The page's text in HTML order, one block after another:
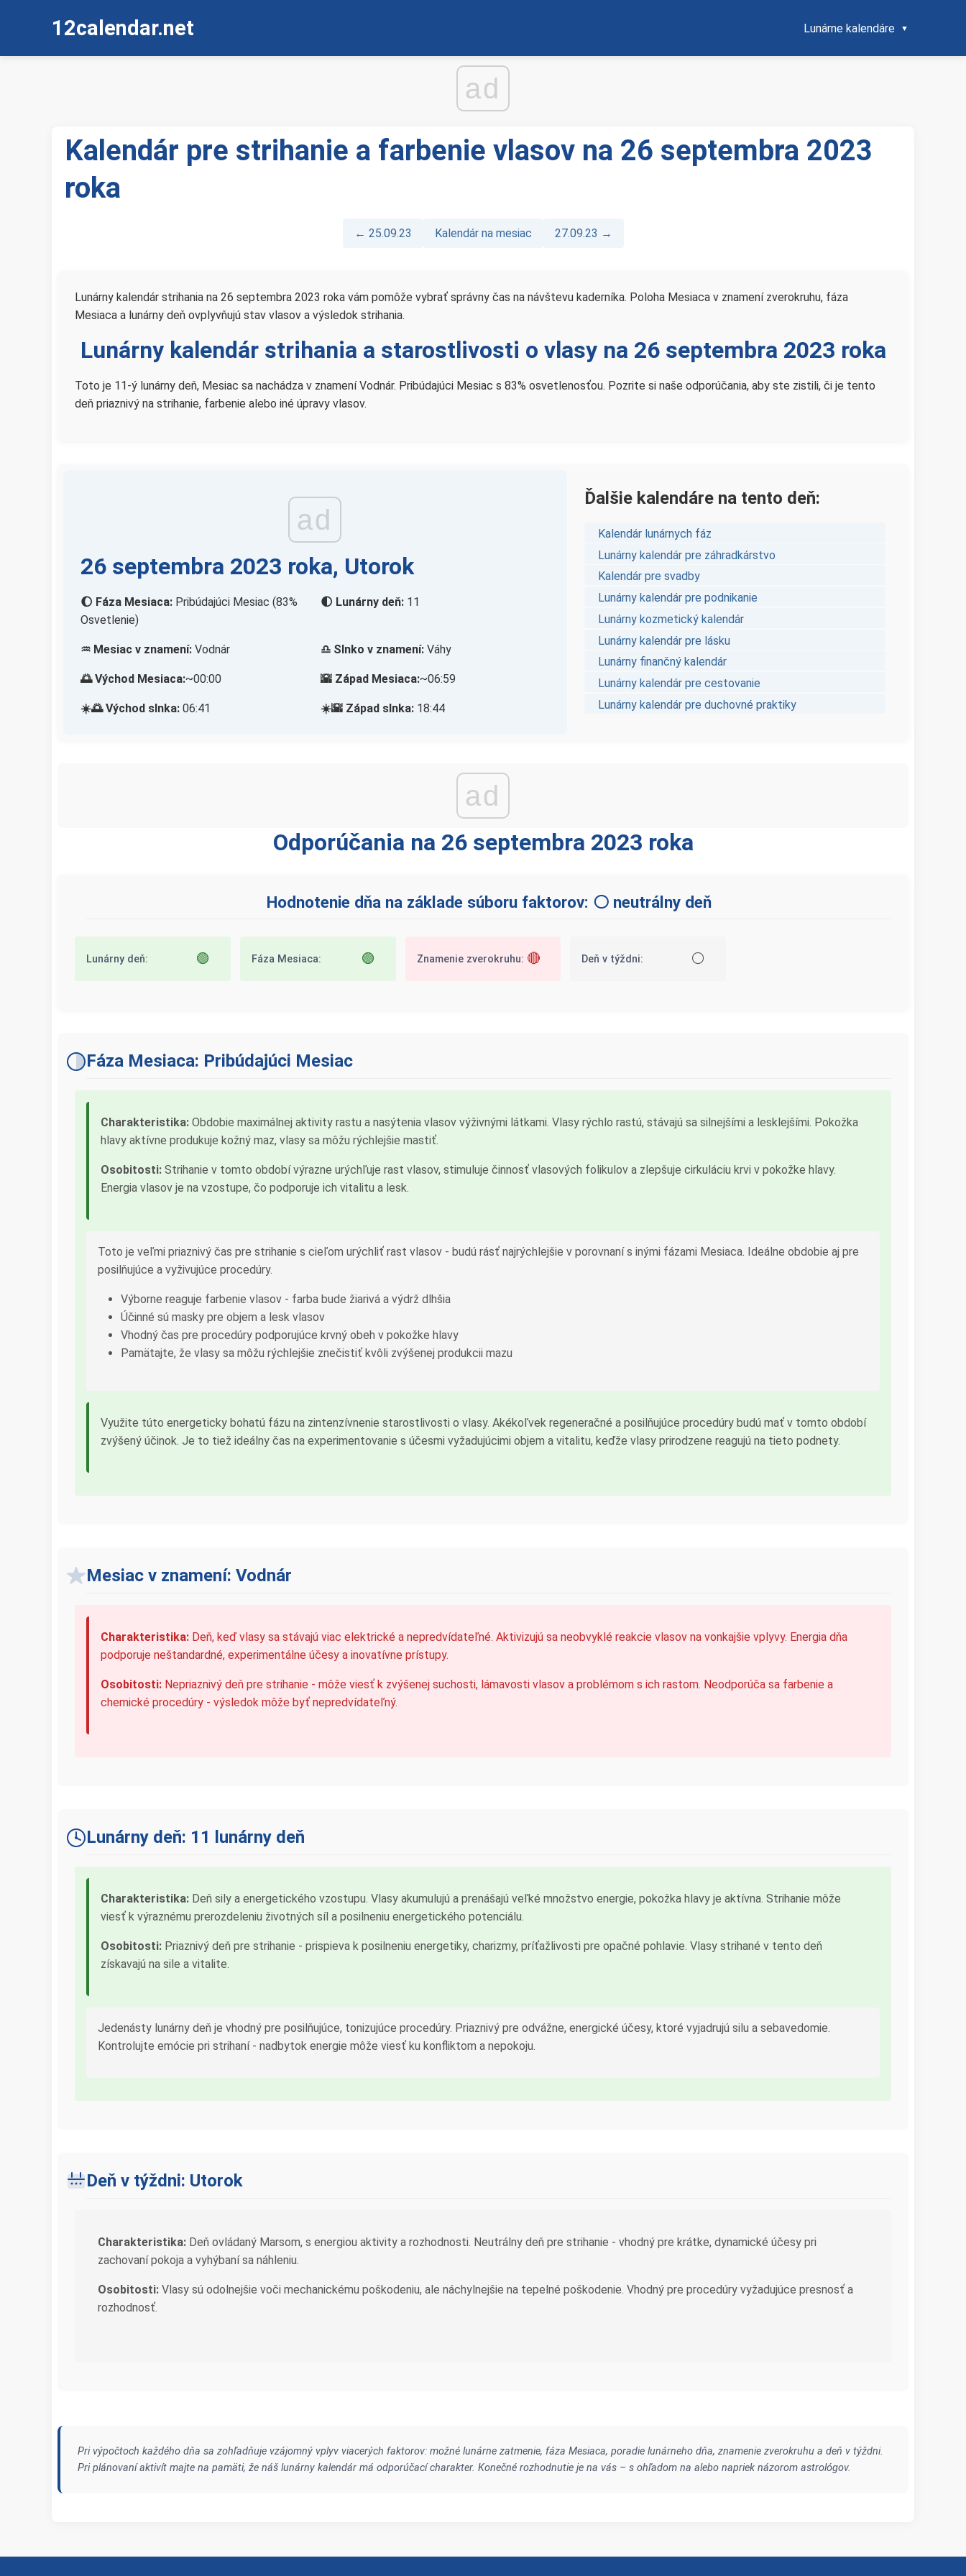
12calendar.net Lunárne kalendáre
ad
Kalendár pre strihanie a farbenie vlasov na 26 septembra 2023
roka
← 25.09.23 Kalendár na mesiac 27.09.23 →
Lunárny kalendár strihania na 26 septembra 2023 roka vám pomôže vybrať správny čas na návštevu kaderníka. Poloha Mesiaca v znamení zverokruhu, fáza
Mesiaca a lunárny deň ovplyvňujú stav vlasov a výsledok strihania.
Lunárny kalendár strihania a starostlivosti o vlasy na 26 septembra 2023 roka
Toto je 11-ý lunárny deň, Mesiac sa nachádza v znamení Vodnár. Pribúdajúci Mesiac s 83% osvetlenosťou. Pozrite si naše odporúčania, aby ste zistili, či je tento
deň priaznivý na strihanie, farbenie alebo iné úpravy vlasov.
ad
26 septembra 2023 roka, Utorok
🌔 Fáza Mesiaca: Pribúdajúci Mesiac (83%
Osvetlenie)
🌓 Lunárny deň: 11
♒ Mesiac v znamení: Vodnár ♎ Slnko v znamení: Váhy
🌅 Východ Mesiaca:~00:00 🌇 Západ Mesiaca:~06:59
☀️🌅 Východ slnka: 06:41 ☀️🌇 Západ slnka: 18:44
Ďalšie kalendáre na tento deň:
Kalendár lunárnych fáz
Lunárny kalendár pre záhradkárstvo
Kalendár pre svadby
Lunárny kalendár pre podnikanie
Lunárny kozmetický kalendár
Lunárny kalendár pre lásku
Lunárny finančný kalendár
Lunárny kalendár pre cestovanie
Lunárny kalendár pre duchovné praktiky
ad
Odporúčania na 26 septembra 2023 roka
Hodnotenie dňa na základe súboru faktorov: ⚪ neutrálny deň
Lunárny deň: 🟢 Fáza Mesiaca: 🟢 Znamenie zverokruhu: 🔴 Deň v týždni: ⚪
Fáza Mesiaca: Pribúdajúci Mesiac
Charakteristika: Obdobie maximálnej aktivity rastu a nasýtenia vlasov výživnými látkami. Vlasy rýchlo rastú, stávajú sa silnejšími a lesklejšími. Pokožka
hlavy aktívne produkuje kožný maz, vlasy sa môžu rýchlejšie mastiť.
Osobitosti: Strihanie v tomto období výrazne urýchľuje rast vlasov, stimuluje činnosť vlasových folikulov a zlepšuje cirkuláciu krvi v pokožke hlavy.
Energia vlasov je na vzostupe, čo podporuje ich vitalitu a lesk.
Toto je veľmi priaznivý čas pre strihanie s cieľom urýchliť rast vlasov - budú rásť najrýchlejšie v porovnaní s inými fázami Mesiaca. Ideálne obdobie aj pre
posilňujúce a vyživujúce procedúry.
Výborne reaguje farbenie vlasov - farba bude žiarivá a výdrž dlhšia
Účinné sú masky pre objem a lesk vlasov
Vhodný čas pre procedúry podporujúce krvný obeh v pokožke hlavy
Pamätajte, že vlasy sa môžu rýchlejšie znečistiť kvôli zvýšenej produkcii mazu
Využite túto energeticky bohatú fázu na zintenzívnenie starostlivosti o vlasy. Akékoľvek regeneračné a posilňujúce procedúry budú mať v tomto období
zvýšený účinok. Je to tiež ideálny čas na experimentovanie s účesmi vyžadujúcimi objem a vitalitu, keďže vlasy prirodzene reagujú na tieto podnety.
Mesiac v znamení: Vodnár
Charakteristika: Deň, keď vlasy sa stávajú viac elektrické a nepredvídateľné. Aktivizujú sa neobvyklé reakcie vlasov na vonkajšie vplyvy. Energia dňa
podporuje neštandardné, experimentálne účesy a inovatívne prístupy.
Osobitosti: Nepriaznivý deň pre strihanie - môže viesť k zvýšenej suchosti, lámavosti vlasov a problémom s ich rastom. Neodporúča sa farbenie a
chemické procedúry - výsledok môže byť nepredvídateľný.
Lunárny deň: 11 lunárny deň
Charakteristika: Deň sily a energetického vzostupu. Vlasy akumulujú a prenášajú veľké množstvo energie, pokožka hlavy je aktívna. Strihanie môže
viesť k výraznému prerozdeleniu životných síl a posilneniu energetického potenciálu.
Osobitosti: Priaznivý deň pre strihanie - prispieva k posilneniu energetiky, charizmy, príťažlivosti pre opačné pohlavie. Vlasy strihané v tento deň
získavajú na sile a vitalite.
Jedenásty lunárny deň je vhodný pre posilňujúce, tonizujúce procedúry. Priaznivý pre odvážne, energické účesy, ktoré vyjadrujú silu a sebavedomie.
Kontrolujte emócie pri strihaní - nadbytok energie môže viesť ku konfliktom a nepokoju.
Deň v týždni: Utorok
Charakteristika: Deň ovládaný Marsom, s energiou aktivity a rozhodnosti. Neutrálny deň pre strihanie - vhodný pre krátke, dynamické účesy pri
zachovaní pokoja a vyhýbaní sa náhleniu.
Osobitosti: Vlasy sú odolnejšie voči mechanickému poškodeniu, ale náchylnejšie na tepelné poškodenie. Vhodný pre procedúry vyžadujúce presnosť a
rozhodnosť.
Pri výpočtoch každého dňa sa zohľadňuje vzájomný vplyv viacerých faktorov: možné lunárne zatmenie, fáza Mesiaca, poradie lunárneho dňa, znamenie zverokruhu a deň v týždni.
Pri plánovaní aktivít majte na pamäti, že náš lunárny kalendár má odporúčací charakter. Konečné rozhodnutie je na vás – s ohľadom na alebo napriek názorom astrológov.